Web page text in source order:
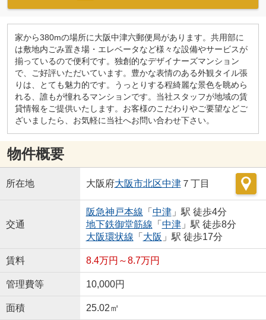
家から380mの場所に大阪中津六郵便局があります。共用部に
は敷地内ごみ置き場・エレベータなど様々な設備やサービスが
揃っているので便利です。独創的なデザイナーズマンション
で、ご好評いただいています。豊かな表情のある外観タイル張
りは、とても魅力的です。うっとりする程綺麗な景色を眺めら
れる、誰もが憧れるマンションです。当社スタッフが地域の賃
貸情報をご提供いたします。お客様のこだわりやご要望などご
ざいましたら、お気軽に当社へお問い合わせ下さい。
物件概要
所在地 大阪府大阪市北区中津７丁目
交通
阪急神戸本線 「 中津」駅 徒歩4分
地下鉄御堂筋線 「 中津」駅 徒歩8分
大阪環状線 「 大阪 」駅 徒歩17分
賃料 8.4万円～8.7万円
管理費等 10,000円
面積 25.02㎡